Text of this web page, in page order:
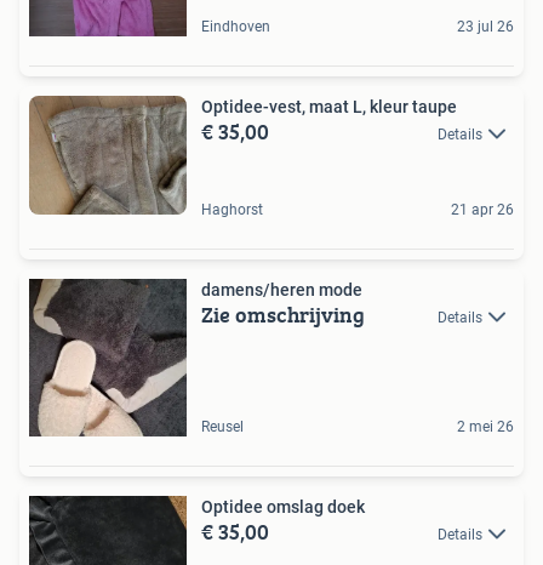
Eindhoven 23 jul 26
Optidee-vest, maat L, kleur taupe
€ 35,00 Details
Haghorst 21 apr 26
damens/heren mode
Zie omschrijving Details
Reusel 2 mei 26
Optidee omslag doek
€ 35,00 Details